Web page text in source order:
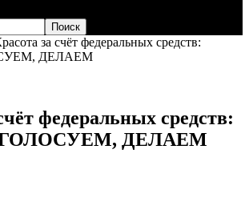
за счёт федеральных средств:
ДЕЛАЕМ
федеральных средств:
ДЕЛАЕМ